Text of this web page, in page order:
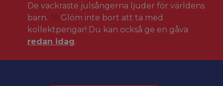
De vackraste julsångerna ljuder för världens
barn.
Glöm inte bort att ta med
kollektpengar! Du kan också ge en gåva
redan idag.